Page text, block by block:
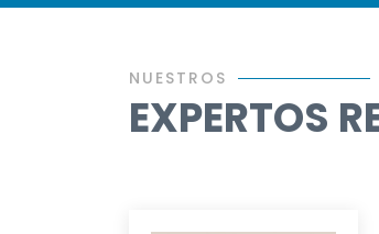
NUESTROS
EXPERTOS